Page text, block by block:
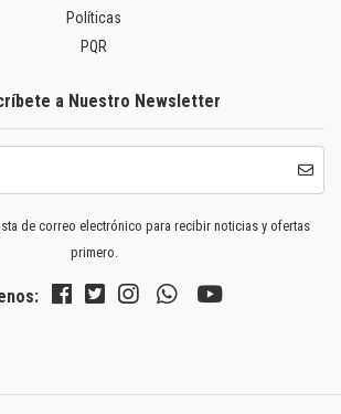
Políticas
PQR
a Nuestro Newsletter
de correo electrónico para recibir noticias y ofertas
primero.